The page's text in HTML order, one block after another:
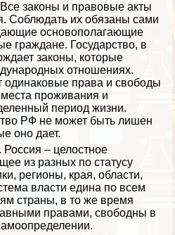
законы и правовые акты
Соблюдать их обязаны сами
основополагающие
граждане. Государство, в
законы, которые
отношениях.
права и свободы
проживания и
период жизни.
РФ не может быть лишен
оно дает.
. Россия – целостное
из разных по статусу
регионы, края, области,
власти едина по всем
страны, в то же время
правами, свободны в